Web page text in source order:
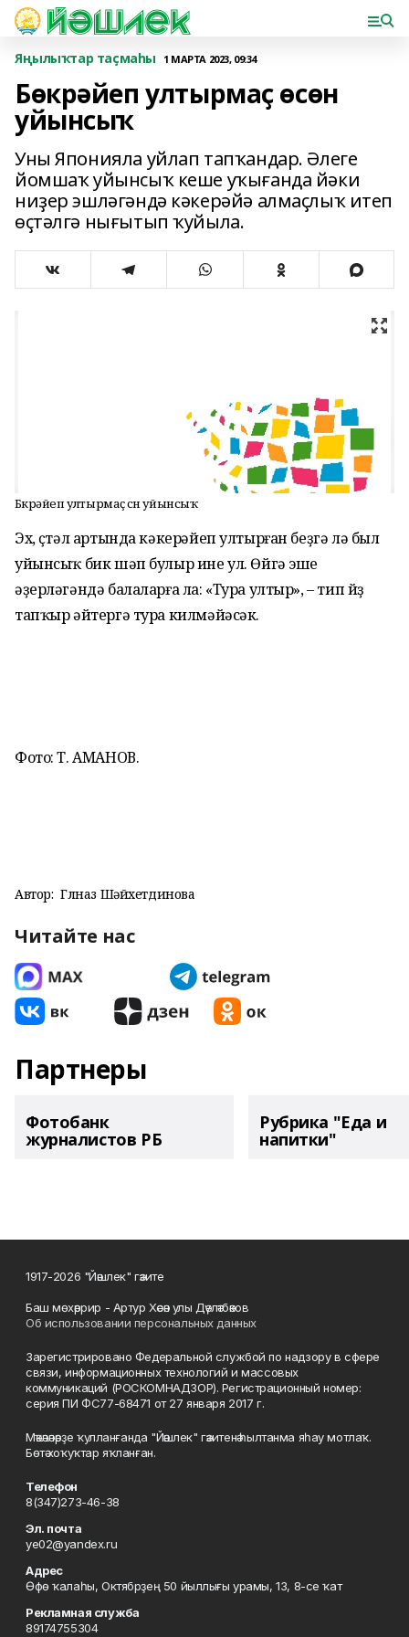
Яңылыҡтар таҫмаһы 1 МАРТА 2023, 09:34
Бөкрәйеп ултырмаҫ өсөн
уйынсыҡ
Уны Японияла уйлап тапҡандар. Әлеге
йомшаҡ уйынсыҡ кеше уҡығанда йәки
ниҙер эшләгәндә кәкерәйә алмаҫлыҡ итеп
өҫтәлгә нығытып ҡуйыла.
Бөкрәйеп ултырмаҫ өсөн уйынсыҡ
Эх, өҫтәл артында кәкерәйеп ултырған беҙгә лә был
уйынсыҡ бик шәп булыр ине ул. Өйгә эше
әҙерләгәндә балаларға ла: «Тура ултыр», – тип йөҙ
тапҡыр әйтергә тура килмәйәсәк.
Фото: Т. АМАНОВ.
Автор: Гөлназ Шәйхетдинова
Читайте нас
Партнеры
Фотобанк
журналистов РБ
Рубрика "Еда и
напитки"
1917-2026 "Йәшлек" гәзите
Баш мөхәррир - Артур Хәсән улы Дәүләтбәков
Об использовании персональных данных
Зарегистрировано Федеральной службой по надзору в сфере
связи, информационных технологий и массовых
коммуникаций (РОСКОМНАДЗОР). Регистрационный номер:
серия ПИ ФС77-68471 от 27 января 2017 г.
Мәҡәләләрҙе ҡулланғанда "Йәшлек" гәзитенә һылтанма яһау мотлаҡ.
Бөтә хоҡуҡтар яҡланған.
Телефон
8(347)273-46-38
Эл. почта
ye02@yandex.ru
Адрес
Өфө ҡалаһы, Октябрҙең 50 йыллығы урамы, 13, 8-се ҡат
Рекламная служба
89174755304